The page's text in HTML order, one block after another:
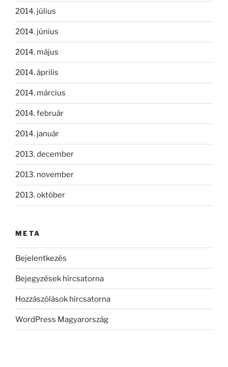
2014. július
2014. június
2014. május
2014. április
2014. március
2014. február
2014. január
2013. december
2013. november
2013. október
META
Bejelentkezés
Bejegyzések hírcsatorna
Hozzászólások hírcsatorna
WordPress Magyarország